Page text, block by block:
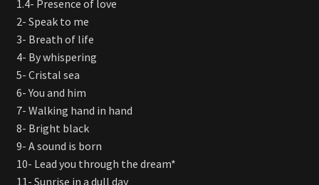
1.4- Presence of love
2- Speak to me
3- Breath of life
4- By whispering
5- Cristal sea
6- You and him
7- Walking hand in hand
8- Bright black
9- A sound is born
10- Lead you through the dream*
11- Sunrise in a dull day